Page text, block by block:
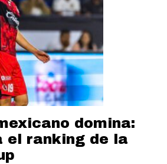
domina:
el ranking de la